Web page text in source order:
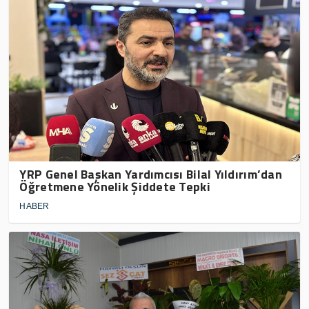
YRP Genel Başkan Yardımcısı Bilal Yıldırım’dan
Öğretmene Yönelik Şiddete Tepki
HABER